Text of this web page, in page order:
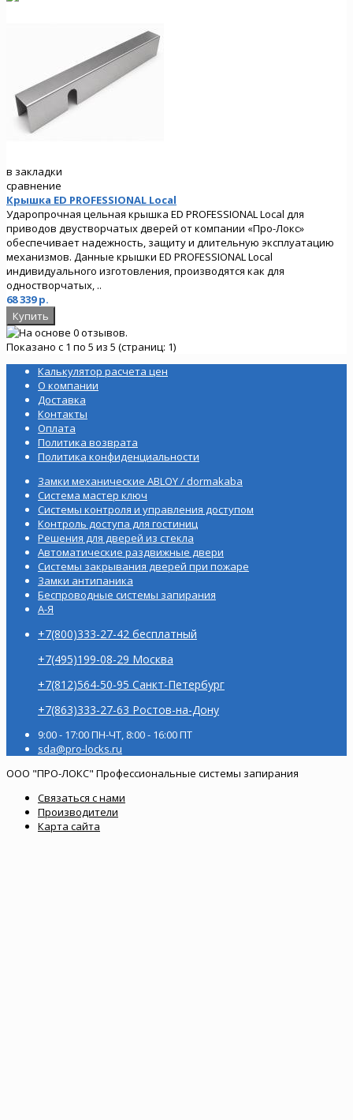
в закладки
сравнение
Крышка ED PROFESSIONAL Local
Ударопрочная цельная крышка ED PROFESSIONAL Local для
приводов двустворчатых дверей от компании «Про-Локс»
обеспечивает надежность, защиту и длительную эксплуатацию
механизмов. Данные крышки ED PROFESSIONAL Local
индивидуального изготовления, производятся как для
одностворчатых, ..
68 339 р.
Показано с 1 по 5 из 5 (страниц: 1)
Калькулятор расчета цен
О компании
Доставка
Контакты
Оплата
Политика возврата
Политика конфиденциальности
Замки механические ABLOY / dormakaba
Система мастер ключ
Системы контроля и управления доступом
Контроль доступа для гостиниц
Решения для дверей из стекла
Автоматические раздвижные двери
Системы закрывания дверей при пожаре
Замки антипаника
Беспроводные системы запирания
А-Я
+7(800)333-27-42 бесплатный
+7(495)199-08-29 Москва
+7(812)564-50-95 Санкт-Петербург
+7(863)333-27-63 Ростов-на-Дону
9:00 - 17:00 ПН-ЧТ, 8:00 - 16:00 ПТ
sda@pro-locks.ru
ООО "ПРО-ЛОКС" Профессиональные системы запирания
Связаться с нами
Производители
Карта сайта